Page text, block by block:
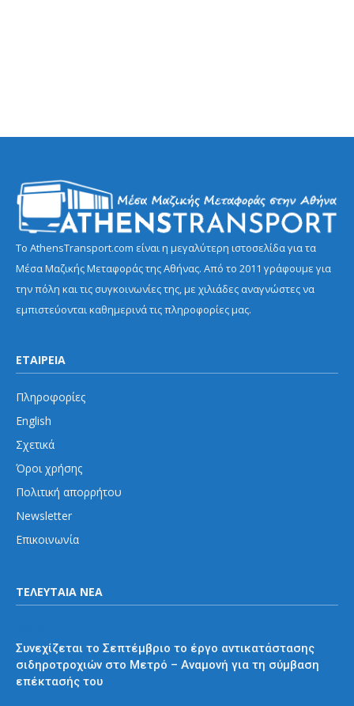
Το AthensTransport.com είναι η μεγαλύτερη ιστοσελίδα για τα
Μέσα Μαζικής Μεταφοράς της Αθήνας. Από το 2011 γράφουμε για
την πόλη και τις συγκοινωνίες της, με χιλιάδες αναγνώστες να
εμπιστεύονται καθημερινά τις πληροφορίες μας.
ΕΤΑΙΡΕΙΑ
Πληροφορίες
English
Σχετικά
Όροι χρήσης
Πολιτική απορρήτου
Newsletter
Επικοινωνία
ΤΕΛΕΥΤΑΙΑ ΝΕΑ
Συνεχίζεται το Σεπτέμβριο το έργο αντικατάστασης
σιδηροτροχιών στο Μετρό – Αναμονή για τη σύμβαση
επέκτασής του